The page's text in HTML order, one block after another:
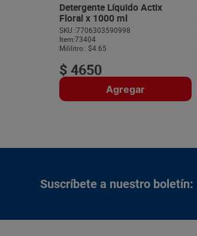
Detergente Líquido Actix
Floral x 1000 ml
SKU :7706303590998
Item:73404
Mililitro: $4.65
$4650
Agregar
Suscríbete a nuestro boletín: